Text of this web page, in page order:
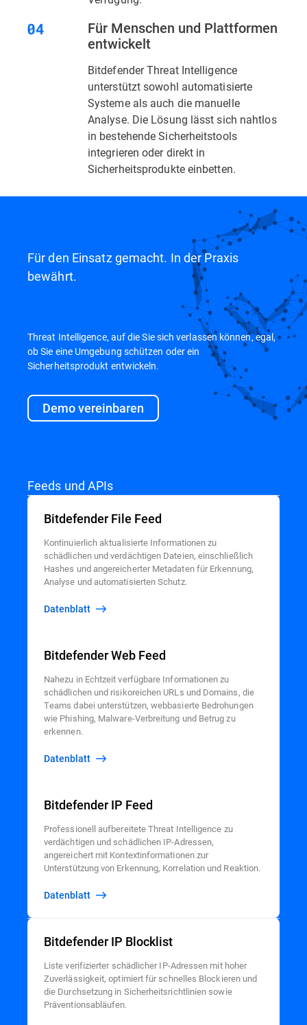
Für Menschen und Plattformen
entwickelt
Bitdefender Threat Intelligence
unterstützt sowohl automatisierte
Systeme als auch die manuelle
Analyse. Die Lösung lässt sich nahtlos
in bestehende Sicherheitstools
integrieren oder direkt in
Sicherheitsprodukte einbetten.
Für den Einsatz gemacht. In der Praxis
bewährt.
Threat Intelligence, auf die Sie sich verlassen können, egal,
ob Sie eine Umgebung schützen oder ein
Sicherheitsprodukt entwickeln.
Demo vereinbaren
Feeds und APIs
Bitdefender File Feed
Kontinuierlich aktualisierte Informationen zu
schädlichen und verdächtigen Dateien, einschließlich
Hashes und angereicherter Metadaten für Erkennung,
Analyse und automatisierten Schutz.
Datenblatt
Bitdefender Web Feed
Nahezu in Echtzeit verfügbare Informationen zu
schädlichen und risikoreichen URLs und Domains, die
Teams dabei unterstützen, webbasierte Bedrohungen
wie Phishing, Malware-Verbreitung und Betrug zu
erkennen.
Datenblatt
Bitdefender IP Feed
Professionell aufbereitete Threat Intelligence zu
verdächtigen und schädlichen IP-Adressen,
angereichert mit Kontextinformationen zur
Unterstützung von Erkennung, Korrelation und Reaktion.
Datenblatt
Bitdefender IP Blocklist
Liste verifizierter schädlicher IP-Adressen mit hoher
Zuverlässigkeit, optimiert für schnelles Blockieren und
die Durchsetzung in Sicherheitsrichtlinien sowie
Präventionsabläufen.